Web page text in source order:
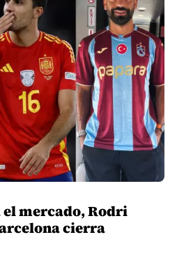
mercado, Rodri
cierra